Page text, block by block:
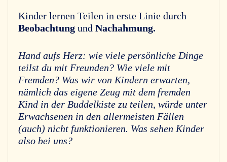
Kinder lernen Teilen in erste Linie durch
Beobachtung und Nachahmung.
Hand aufs Herz: wie viele persönliche Dinge
teilst du mit Freunden? Wie viele mit
Fremden? Was wir von Kindern erwarten,
nämlich das eigene Zeug mit dem fremden
Kind in der Buddelkiste zu teilen, würde unter
Erwachsenen in den allermeisten Fällen
(auch) nicht funktionieren. Was sehen Kinder
also bei uns?